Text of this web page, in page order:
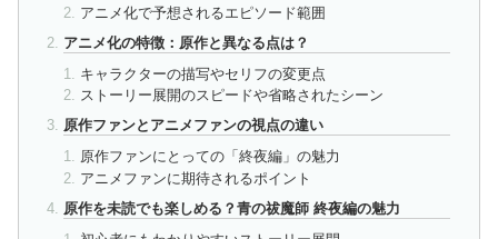
アニメ化で予想されるエピソード範囲
アニメ化の特徴：原作と異なる点は？
キャラクターの描写やセリフの変更点
ストーリー展開のスピードや省略されたシーン
原作ファンとアニメファンの視点の違い
原作ファンにとっての「終夜編」の魅力
アニメファンに期待されるポイント
原作を未読でも楽しめる？青の祓魔師 終夜編の魅力